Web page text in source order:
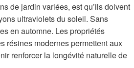
de jardin variées, est qu’ils doivent
ultraviolets du soleil. Sans
en automne. Les propriétés
résines modernes permettent aux
renforcer la longévité naturelle de